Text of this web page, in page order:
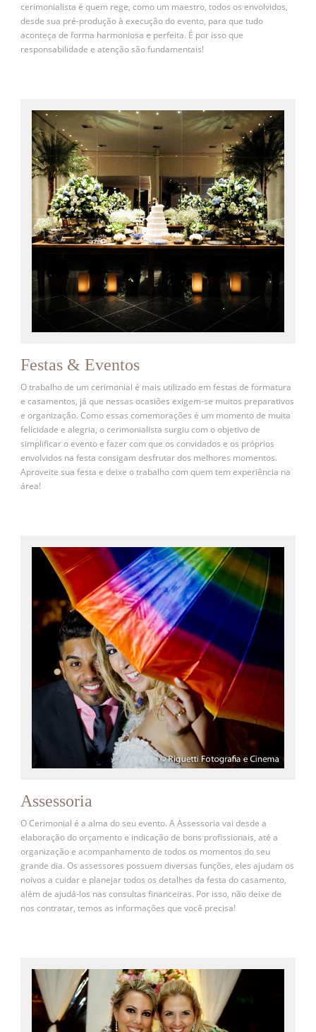
cerimonialista é quem rege, como um maestro, todos os envolvidos,
desde sua pré-produção à execução do evento, para que tudo
aconteça de forma harmoniosa e perfeita. É por isso que
responsabilidade e atenção são fundamentais!
Festas & Eventos
O trabalho de um cerimonial é mais utilizado em festas de formatura
e casamentos, já que nessas ocasiões exigem-se muitos preparativos
e organização. Como essas comemorações é um momento de muita
felicidade e alegria, o cerimonialista surgiu com o objetivo de
simplificar o evento e fazer com que os convidados e os próprios
envolvidos na festa consigam desfrutar dos melhores momentos.
Aproveite sua festa e deixe o trabalho com quem tem experiência na
área!
Assessoria
O Cerimonial é a alma do seu evento. A Assessoria vai desde a
elaboração do orçamento e indicação de bons profissionais, até a
organização e acompanhamento de todos os momentos do seu
grande dia. Os assessores possuem diversas funções, eles ajudam os
noivos a cuidar e planejar todos os detalhes da festa do casamento,
além de ajudá-los nas consultas financeiras. Por isso, não deixe de
nos contratar, temos as informações que você precisa!